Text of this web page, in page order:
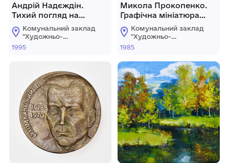
Андрій Надєждін.
Тихий погляд на
імпресіонізм в районі
острова лейтенанта
Шмідта або На Півдні
Комунальний заклад
"Художньо-
меморіальний музей
1995
Микола Прокопенко.
Графічна мініатюра
№27.Комунальний заклад
"Художньо-
меморіальний музей
1985